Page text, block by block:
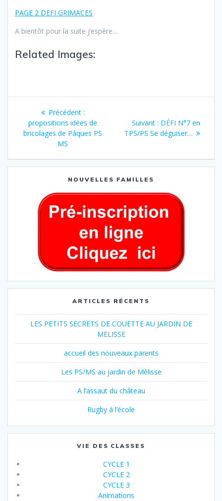
PAGE 2 DEFI GRIMACES
A bientôt pour la suite j’espère…
Related Images:
Précédent :
propositions idées de
bricolages de Pâques PS
MS
Suivant : DÉFI N°7 en
TPS/PS Se déguiser…
NOUVELLES FAMILLES
ARTICLES RÉCENTS
LES PETITS SECRETS DE COUETTE AU JARDIN DE
MELISSE
accueil des nouveaux parents
Les PS/MS au jardin de Mélisse
A l’assaut du château
Rugby à l’école
VIE DES CLASSES
CYCLE 1
CYCLE 2
CYCLE 3
Animations